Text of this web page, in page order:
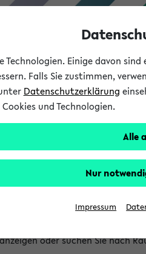
Studium
Räume
oder suchen Sie nach
Technologien. Einige davon
Falls Sie zustimmen,
Datenschutzerklärung
und Technologien.
Alle
Nur
Impressum